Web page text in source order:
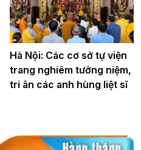
Hà Nội: Các cơ sở tự viện
trang nghiêm tưởng niệm,
tri ân các anh hùng liệt sĩ